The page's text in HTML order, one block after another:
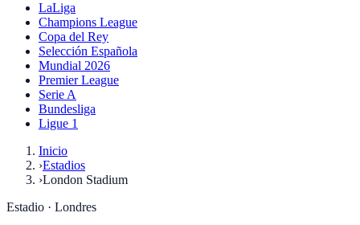
LaLiga
Champions League
Copa del Rey
Selección Española
Mundial 2026
Premier League
Serie A
Bundesliga
Ligue 1
Inicio
›Estadios
›London Stadium
Estadio · Londres